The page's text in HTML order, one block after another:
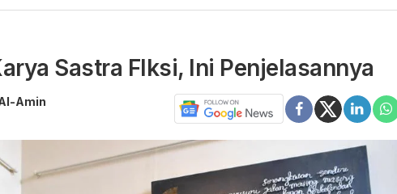
Sastra FIksi, Ini Penjelasannya
Amin